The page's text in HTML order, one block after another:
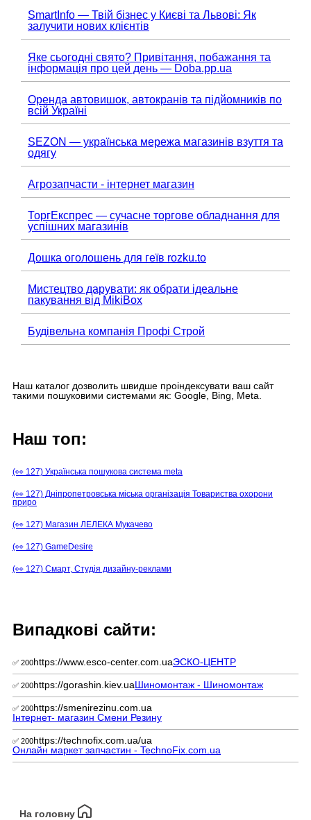
SmartInfo — Твій бізнес у Києві та Львові: Як
залучити нових клієнтів
Яке сьогодні свято? Привітання, побажання та
інформація про цей день — Doba.pp.ua
Оренда автовишок, автокранів та підйомників по
всій Україні
SEZON — українська мережа магазинів взуття та
одягу
Агрозапчасти - інтернет магазин
ТоргЕкспрес — сучасне торгове обладнання для
успішних магазинів
Дошка оголошень для геїв rozku.to
Мистецтво дарувати: як обрати ідеальне
пакування від MikiBox
Будівельна компанія Профі Строй
Наш каталог дозволить швидше проіндексувати ваш сайт
такими пошуковими системами як: Google, Bing, Meta.
Наш топ:
(👀 127) Українська пошукова система meta
(👀 127) Дніпропетровська міська організація Товариства охорони
приро
(👀 127) Магазин ЛЕЛЕКА Мукачево
(👀 127) GameDesire
(👀 127) Смарт, Студія дизайну-реклами
Випадкові сайти:
✅ 200https://www.esco-center.com.uaЭСКО-ЦЕНТР
✅ 200https://gorashin.kiev.uaШиномонтаж - Шиномонтаж
✅ 200https://smenirezinu.com.ua
Інтернет- магазин Смени Резину
✅ 200https://technofix.com.ua/ua
Онлайн маркет запчастин - TechnoFix.com.ua
На головну